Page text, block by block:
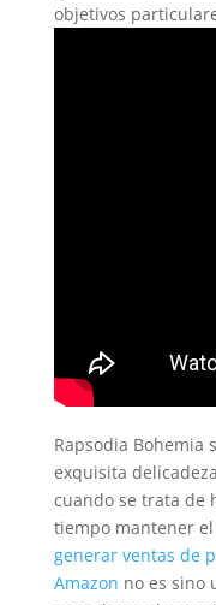
objetivos
Rapsodia Bohemia
exquisita
cuando se trata de
tiempo mantener
generar ventas de
Amazon no es sino